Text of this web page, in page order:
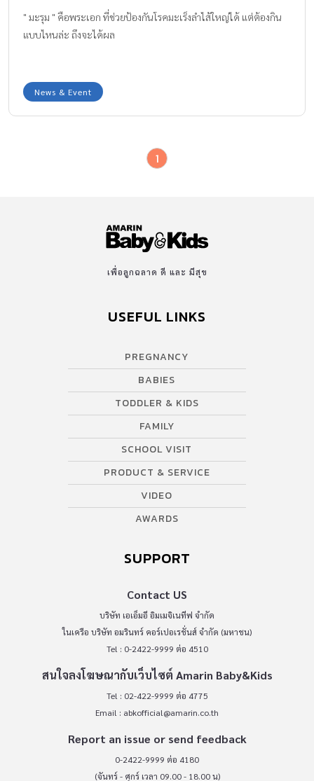
เหมือนกันคุณหมอกล่าวไว้ #สามารถกดแชร์ต่อได้เลยนะคะจะได้
ระมัดระวังเรื่องนี้กันเยอะๆ” โดยคุณแม่ปลายฟ้า ได้อธิบายเพิ่มเติม
อุจจาระ […]
" มะรุม " คือพระเอก ที่ช่วยป้องกันโรคมะเร็งลำไส้ใหญ่ได้ แต่ต้องกิน
แบบไหนล่ะ ถึงจะได้ผล
News & Event
1
เพื่อลูกฉลาด ดี และ มีสุข
USEFUL LINKS
PREGNANCY
BABIES
TODDLER & KIDS
FAMILY
SCHOOL VISIT
PRODUCT & SERVICE
VIDEO
AWARDS
SUPPORT
Contact US
บริษัท เอเอ็มอี อิมเมจิเนทีฟ จำกัด
ในเครือ บริษัท อมรินทร์ คอร์เปอเรชั่นส์ จำกัด (มหาชน)
Tel : 0-2422-9999 ต่อ 4510
สนใจลงโฆษณากับเว็บไซต์ Amarin Baby&Kids
Tel : 02-422-9999 ต่อ 4775
Email : abkofficial@amarin.co.th
Report an issue or send feedback
0-2422-9999 ต่อ 4180
(จันทร์ - ศุกร์ เวลา 09.00 - 18.00 น)